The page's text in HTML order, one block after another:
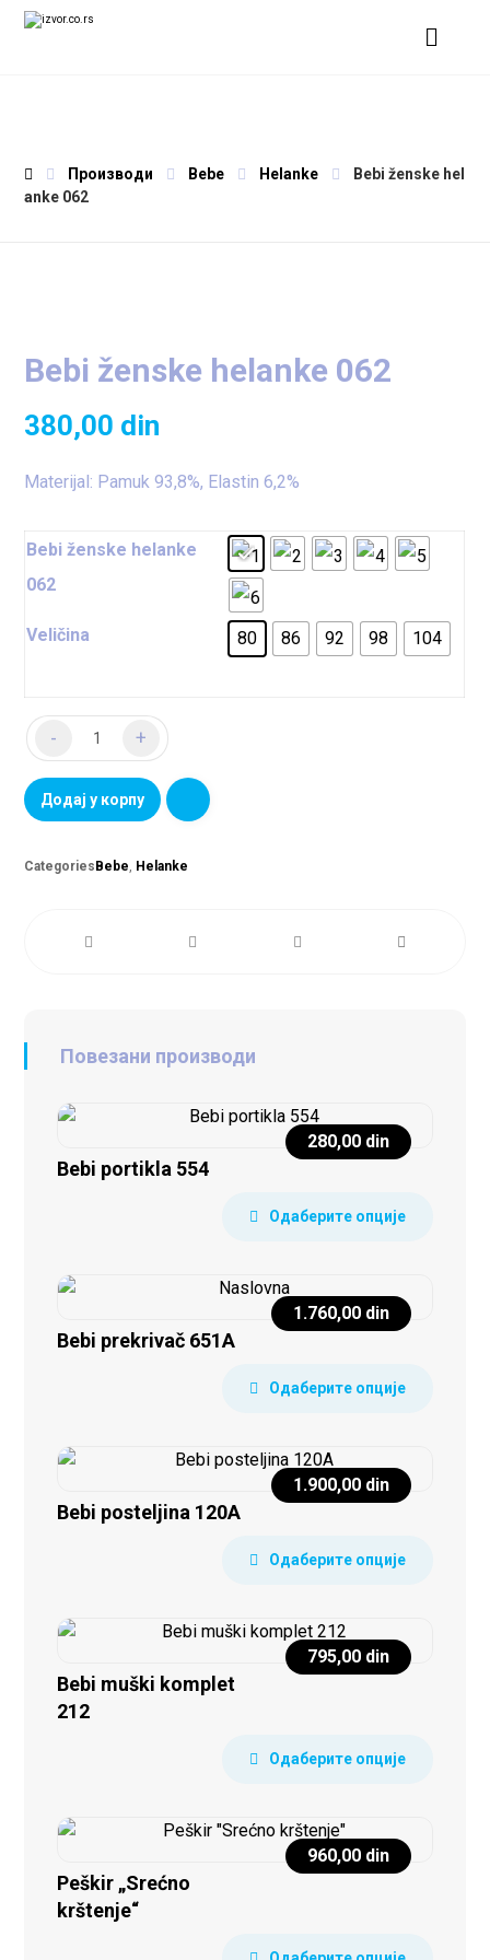
Производи Bebe Helanke
Bebi ženske hel
anke 062
Bebi ženske helanke 062
380,00 din
Materijal: Pamuk 93,8%, Elastin 6,2%
Bebi ženske helanke
062
Veličina 80 86 92 98 104
- +
Додај у корпу
Categories Bebe, Helanke
Повезани производи
Bebi portikla 554
280,00 din
Одаберите опције
Bebi prekrivač 651A
1.760,00 din
Одаберите опције
Bebi posteljina 120A
1.900,00 din
Одаберите опције
Bebi muški komplet
212
795,00 din
Одаберите опције
Peškir „Srećno
krštenje“
960,00 din